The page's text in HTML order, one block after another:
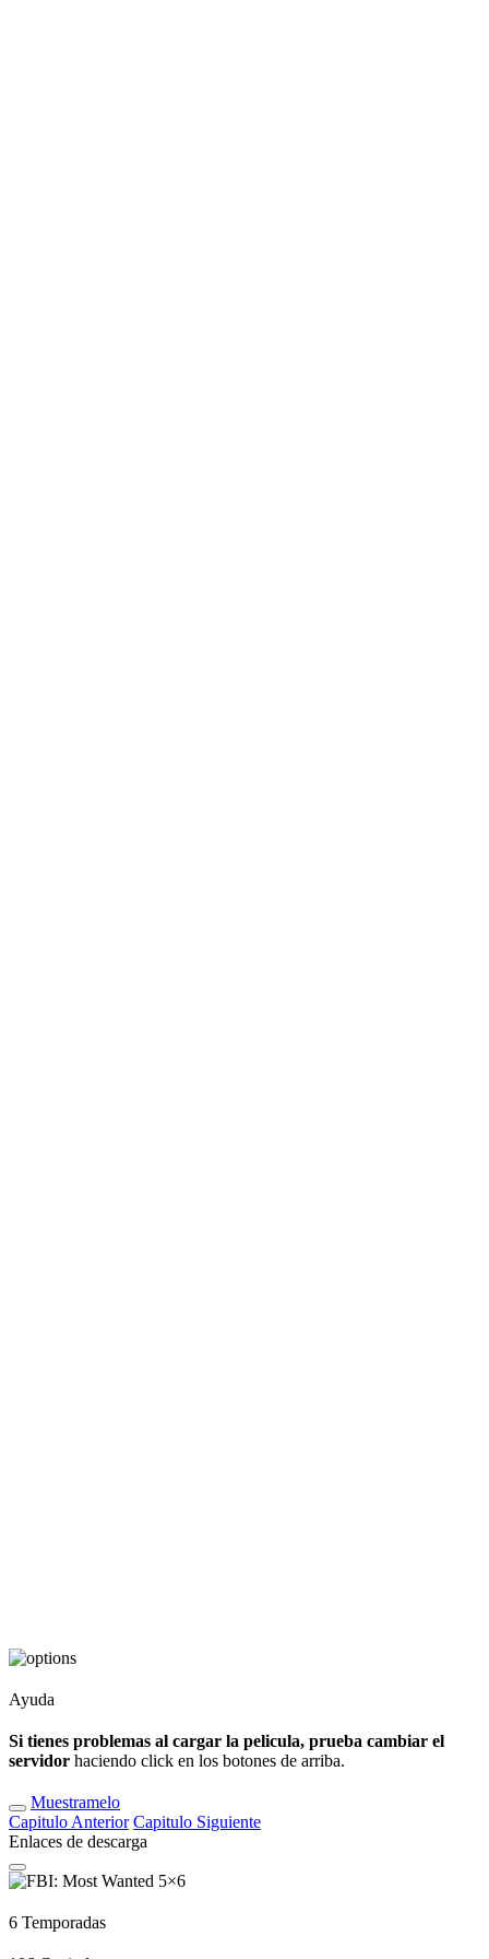
Ayuda
Si tienes problemas al cargar la pelicula, prueba cambiar el
servidor haciendo click en los botones de arriba.
Muestramelo
Capitulo Anterior Capitulo Siguiente
Enlaces de descarga
6 Temporadas